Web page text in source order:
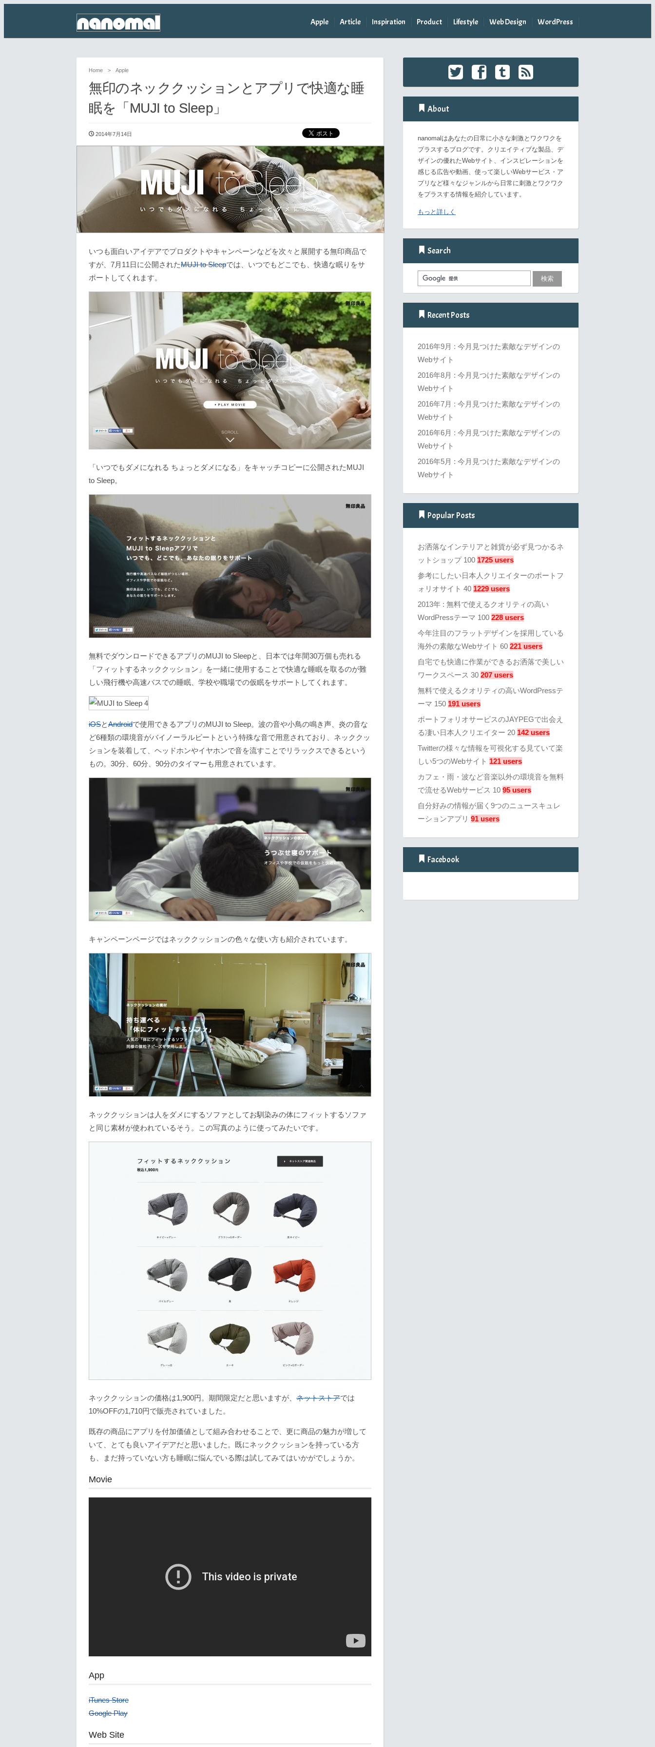
Apple Article Inspiration Product Lifestyle Web Design WordPress
Home > Apple
無印のネッククッションとアプリで快適な睡
眠を「MUJI to Sleep」
2014年7月14日
いつも面白いアイデアでプロダクトやキャンペーンなどを次々と展開する無印商品で
すが、7月11日に公開されたMUJI to Sleepでは、いつでもどこでも、快適な眠りをサ
ポートしてくれます。
「いつでもダメになれる ちょっとダメになる」をキャッチコピーに公開されたMUJI
to Sleep。
無料でダウンロードできるアプリのMUJI to Sleepと、日本では年間30万個も売れる
「フィットするネッククッション」を一緒に使用することで快適な睡眠を取るのが難
しい飛行機や高速バスでの睡眠、学校や職場での仮眠をサポートしてくれます。
iOSとAndroidで使用できるアプリのMUJI to Sleep。波の音や小鳥の鳴き声、炎の音な
ど6種類の環境音がバイノーラルビートという特殊な音で用意されており、ネッククッ
ションを装着して、ヘッドホンやイヤホンで音を流すことでリラックスできるという
もの。30分、60分、90分のタイマーも用意されています。
キャンペーンページではネッククッションの色々な使い方も紹介されています。
ネッククッションは人をダメにするソファとしてお馴染みの体にフィットするソファ
と同じ素材が使われているそう。この写真のように使ってみたいです。
ネッククッションの価格は1,900円。期間限定だと思いますが、 ネットストアでは
10%OFFの1,710円で販売されていました。
既存の商品にアプリを付加価値として組み合わせることで、更に商品の魅力が増して
いて、とても良いアイデアだと思いました。既にネッククッションを持っている方
も、まだ持っていない方も睡眠に悩んでいる際は試してみてはいかがでしょうか。
Movie
App
iTunes Store
Google Play
Web Site
About
nanomalはあなたの日常に小さな刺激とワクワクを
プラスするブログです。クリエイティブな製品、デ
ザインの優れたWebサイト、インスピレーションを
感じる広告や動画、使って楽しいWebサービス・ア
プリなど様々なジャンルから日常に刺激とワクワク
をプラスする情報を紹介しています。
もっと詳しく
Search
Recent Posts
2016年9月 : 今月見つけた素敵なデザインの
Webサイト
2016年8月 : 今月見つけた素敵なデザインの
Webサイト
2016年7月 : 今月見つけた素敵なデザインの
Webサイト
2016年6月 : 今月見つけた素敵なデザインの
Webサイト
2016年5月 : 今月見つけた素敵なデザインの
Webサイト
Popular Posts
お洒落なインテリアと雑貨が必ず見つかるネ
ットショップ 100 1725 users
参考にしたい日本人クリエイターのポートフ
ォリオサイト 40 1229 users
2013年 : 無料で使えるクオリティの高い
WordPressテーマ 100 228 users
今年注目のフラットデザインを採用している
海外の素敵なWebサイト 60 221 users
自宅でも快適に作業ができるお洒落で美しい
ワークスペース 30 207 users
無料で使えるクオリティの高いWordPressテ
ーマ 150 191 users
ポートフォリオサービスのJAYPEGで出会え
る凄い日本人クリエイター 20 142 users
Twitterの様々な情報を可視化する見ていて楽
しい5つのWebサイト 121 users
カフェ・雨・波など音楽以外の環境音を無料
で流せるWebサービス 10 95 users
自分好みの情報が届く9つのニュースキュレ
ーションアプリ 91 users
Facebook